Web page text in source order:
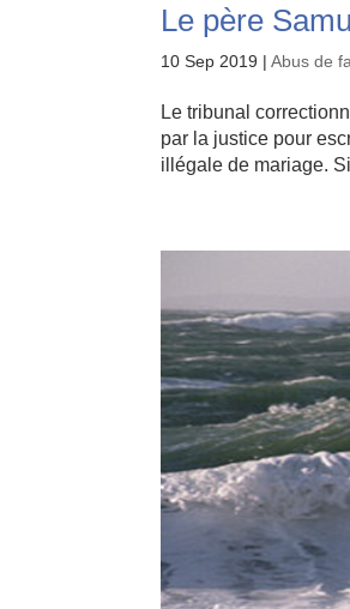
Le père
10 Sep 2019 |Abus de
Le tribunal
par la justice pour
illégale de mariage.